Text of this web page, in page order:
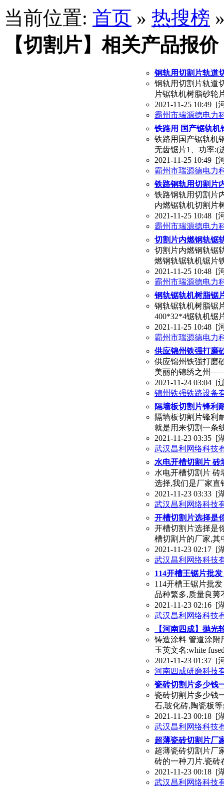
当前位置: 首页 » 热搜榜
【切割片】相关产品报价
钢轨用切割片轨道
钢轨用切割片轨道
片锯轨机树脂砂轮
2021-11-25 10:49 [
霸州市瑞源德电力
铁路用 国产锯轨机
铁路用国产锯轨机
无齿锯片1、功率:(
2021-11-25 10:49 [
霸州市瑞源德电力
铁路钢轨用切割片
铁路钢轨用切割片
内燃锯轨机切割片
2021-11-25 10:48 [
霸州市瑞源德电力
切割片内燃钢轨锯
切割片内燃钢轨锯
燃钢轨锯轨机锯片
2021-11-25 10:48 [
霸州市瑞源德电力
钢轨锯轨机树脂锯
钢轨锯轨机树脂锯
400*32*4锯轨机锯
2021-11-25 10:48 [
霸州市瑞源德电力
供应锦州铁强打磨
供应锦州铁强打磨
美丽的锦绣之州
2021-11-24 03:04 [
锦州铁强铁路设备
隔墙板切割片锋利
隔墙板切割片锋利
就是用来切割一条
2021-11-23 03:35 [
武汉昌利网络科技
水电开槽切割片 砖
水电开槽切割片 砖
选择,我们是厂家直
2021-11-23 03:33 [
武汉昌利网络科技
开槽切割片选择是
开槽切割片选择是
槽切割片的厂家,其
2021-11-23 02:17 [
武汉昌利网络科技
114开槽王锯片批
114开槽王锯片批
品种繁多,质量良莠
2021-11-23 02:16 [
武汉昌利网络科技
【河南四成】抛光
铸造涂料 管道涂附
玉英文名:white
2021-11-23 01:37 [
河南四成研磨科技
瓷砖切割片多少钱
瓷砖切割片多少钱
石,玻化砖,陶瓷板
2021-11-23 00:18 [
武汉昌利网络科技
超薄瓷砖切割片厂
超薄瓷砖切割片厂
砖的一种刀片.瓷砖
2021-11-23 00:18 [
武汉昌利网络科技